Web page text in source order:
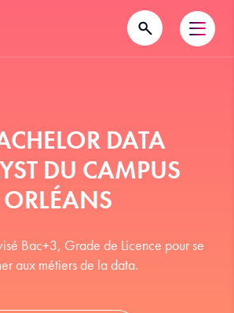
DATA
DU CAMPUS
ORLÉANS
Bac+3, Grade de Licence pour se
aux métiers de la data.